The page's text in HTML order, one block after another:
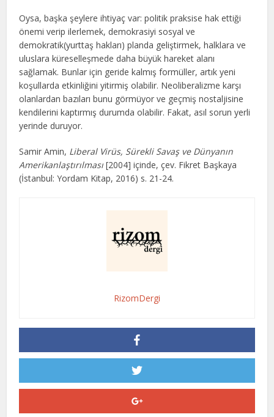
Oysa, başka şeylere ihtiyaç var: politik praksise hak ettiği
önemi verip ilerlemek, demokrasiyi sosyal ve
demokratik(yurttaş hakları) planda geliştirmek, halklara ve
uluslara küreselleşmede daha büyük hareket alanı
sağlamak. Bunlar için geride kalmış formüller, artık yeni
koşullarda etkinliğini yitirmiş olabilir. Neoliberalizme karşı
olanlardan bazıları bunu görmüyor ve geçmiş nostaljisine
kendilerini kaptırmış durumda olabilir. Fakat, asıl sorun yerli
yerinde duruyor.
Samir Amin, Liberal Virüs, Sürekli Savaş ve Dünyanın
Amerikanlaştırılması [2004] içinde, çev. Fikret Başkaya
(İstanbul: Yordam Kitap, 2016) s. 21-24.
RizomDergi